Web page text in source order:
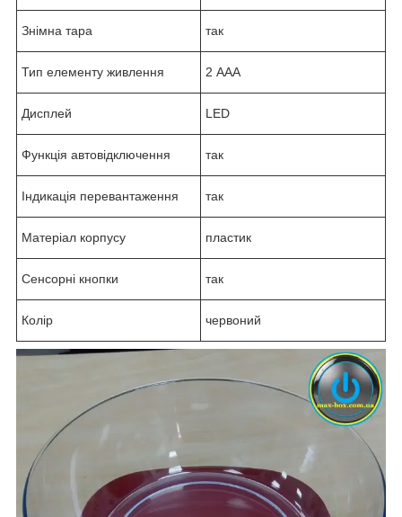
Знімна тара так
Тип елементу живлення 2 ААА
Дисплей LED
Функція автовідключення так
Індикація перевантаження так
Матеріал корпусу пластик
Сенсорні кнопки так
Колір червоний